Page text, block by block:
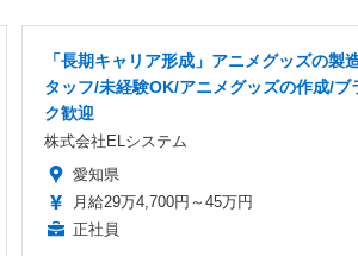
「長期キャリア形成」アニメグッズの製
タッフ/未経験OK/アニメグッズの作成/ブ
ク歓迎
株式会社ELシステム
愛知県
月給29万4,700円～45万円
正社員